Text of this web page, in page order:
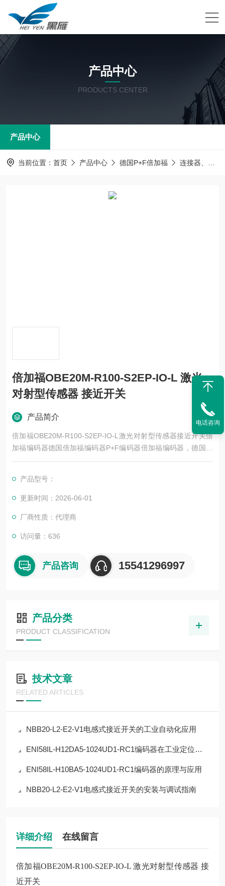
产品中心
PRODUCTS CENTER
产品中心
当前位置： 首页 产品中心 德国P+F倍加福 连接器、电源线及附件
倍加福OBE20M-R100-S2EP-IO-L 激光
对射型传感器 接近开关
产品简介
倍加福OBE20M-R100-S2EP-IO-L激光对射型传感器接近开关倍
加福编码器德国倍加福编码器P+F编码器倍加福编码器，德国倍
加福编码器P+F编码器原装，假一赔十
产品型号：
更新时间：2026-06-01
厂商性质：代理商
访问量：636
产品咨询 15541296997
产品分类
PRODUCT CLASSIFICATION
技术文章
RELATED ARTICLES
NBB20-L2-E2-V1电感式接近开关的工业自动化应用
ENI58IL-H12DA5-1024UD1-RC1编码器在工业定位中的应用
ENI58IL-H10BA5-1024UD1-RC1编码器的原理与应用
NBB20-L2-E2-V1电感式接近开关的安装与调试指南
详细介绍 在线留言
倍加福OBE20M-R100-S2EP-IO-L 激光对射型传感器 接
近开关
电话咨询